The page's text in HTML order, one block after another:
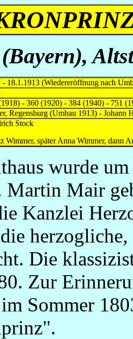
- 18.1.1913 (Wiedereröffnung nach
- 360 (1920) - 384 (1940) - 751
Regensburg (Umbau 1913) -
Stock
Wimmer, später Anna Wimmer,
wurde
Martin Mair
Kanzlei
Die
Zur
Sommer